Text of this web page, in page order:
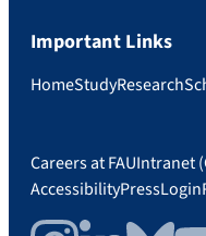
Important Links
HomeStudyResearch
Careers at FAUIntranet
AccessibilityPressLogin